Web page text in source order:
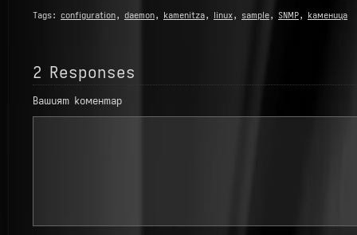
Tags: configuration, daemon, kamenitza, linux, sample, SNMP, каменица
2 Responses
Вашият коментар